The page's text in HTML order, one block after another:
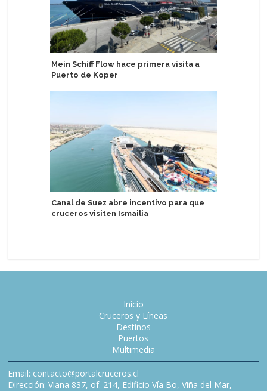
Mein Schiff Flow hace primera visita a
Puerto de Koper
Canal de Suez abre incentivo para que
cruceros visiten Ismailia
Inicio
Cruceros y Líneas
Destinos
Puertos
Multimedia
Email: contacto@portalcruceros.cl
Dirección: Viana 837, of. 214, Edificio Vía Bo, Viña del Mar,